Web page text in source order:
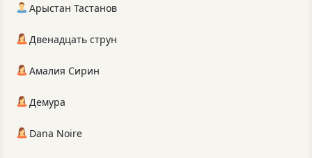
Арыстан Тастанов
Двенадцать струн
Амалия Сирин
Демура
Dana Noire